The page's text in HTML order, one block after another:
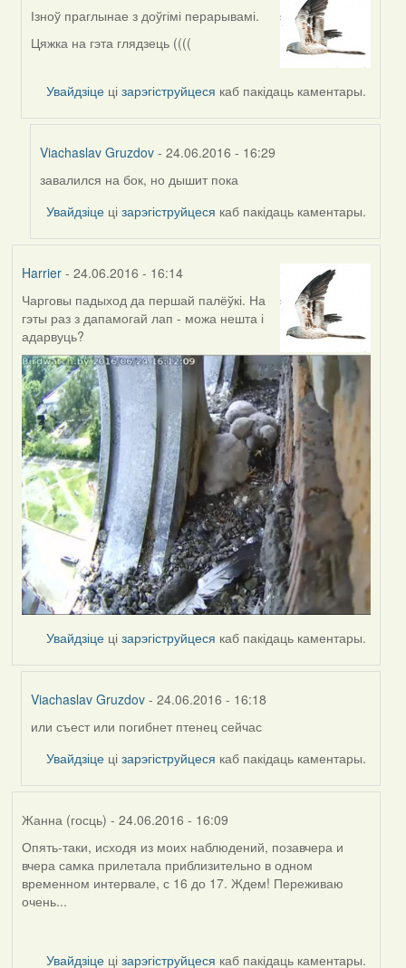
In
reply
Harrier
Ізноў праглынае з доўгімі перарывамі.
Цяжка на гэта глядзець ((((
Увайдзіце цізарэгіструйцеся каб пакідаць каментары.
Viachaslav Gruzdov - 24.06.2016 - 16:29
In
reply
by
завалился на бок, но дышит пока
Увайдзіце цізарэгіструйцеся каб пакідаць каментары.
Harrier- 24.06.2016 - 16:14
Чарговы падыход да першай палёўкі. На
гэты раз з дапамогай лап - можа нешта і
адарвуць?
Увайдзіце цізарэгіструйцеся каб пакідаць каментары.
Viachaslav Gruzdov - 24.06.2016 - 16:18
In
reply
by
или съест или погибнет птенец сейчас
Увайдзіце цізарэгіструйцеся каб пакідаць каментары.
Жанна (госць) - 24.06.2016 - 16:09
Опять-таки, исходя из моих наблюдений, позавчера и
вчера самка прилетала приблизительно в одном
временном интервале, с 16 до 17. Ждем! Переживаю
очень...
Увайдзіце цізарэгіструйцеся каб пакідаць каментары.